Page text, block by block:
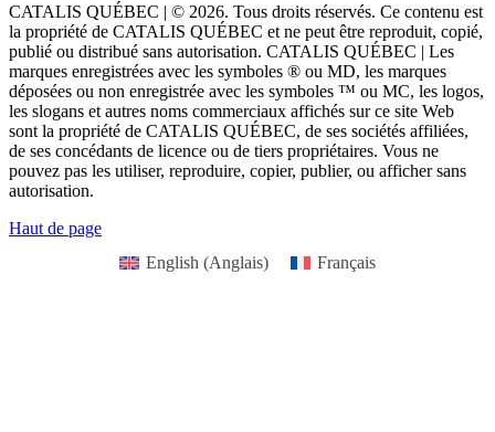
CATALIS QUÉBEC | © 2026. Tous droits réservés. Ce contenu est
la propriété de CATALIS QUÉBEC et ne peut être reproduit, copié,
publié ou distribué sans autorisation. CATALIS QUÉBEC | Les
marques enregistrées avec les symboles ® ou MD, les marques
déposées ou non enregistrée avec les symboles ™ ou MC, les logos,
les slogans et autres noms commerciaux affichés sur ce site Web
sont la propriété de CATALIS QUÉBEC, de ses sociétés affiliées,
de ses concédants de licence ou de tiers propriétaires. Vous ne
pouvez pas les utiliser, reproduire, copier, publier, ou afficher sans
autorisation.
Haut de page
English (Anglais) Français